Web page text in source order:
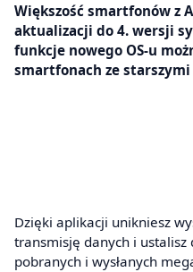
Większość smartfonów z
aktualizacji do 4. wersji
funkcje nowego OS-u
smartfonach ze
Dzięki aplikacji unikniesz
transmisję danych i
pobranych i wysłanych